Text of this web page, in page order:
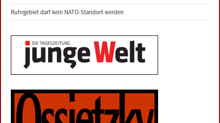
Ruhrgebiet darf kein NATO-Standort werden